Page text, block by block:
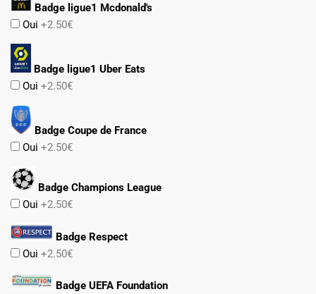
Badge ligue1 Mcdonald's
Oui +2.50€
Badge ligue1 Uber Eats
Oui +2.50€
Badge Coupe de France
Oui +2.50€
Badge Champions League
Oui +2.50€
Badge Respect
Oui +2.50€
Badge UEFA Foundation